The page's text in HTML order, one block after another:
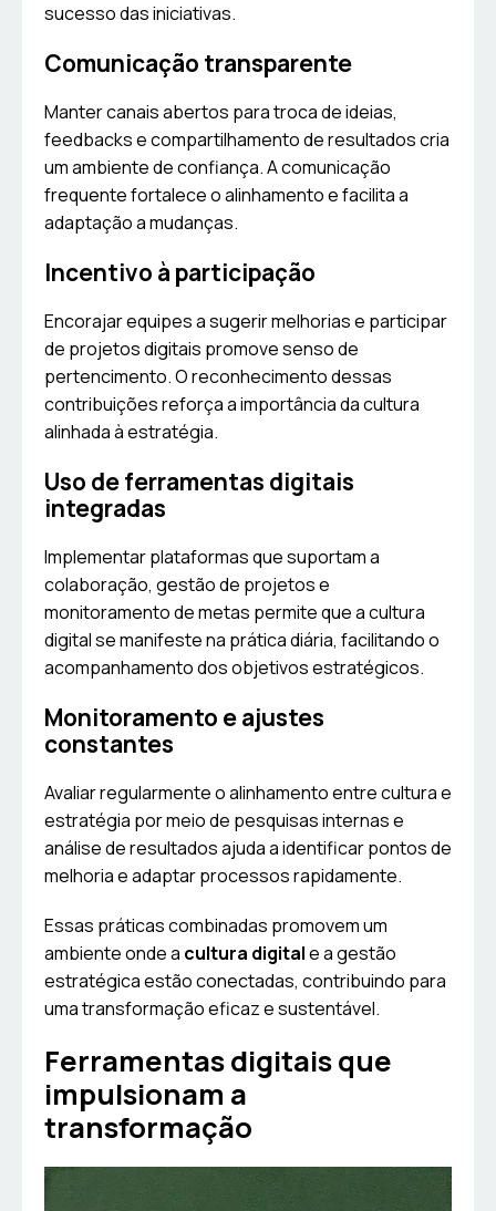
sucesso das iniciativas.
Comunicação transparente
Manter canais abertos para troca de ideias,
feedbacks e compartilhamento de resultados cria
um ambiente de confiança. A comunicação
frequente fortalece o alinhamento e facilita a
adaptação a mudanças.
Incentivo à participação
Encorajar equipes a sugerir melhorias e participar
de projetos digitais promove senso de
pertencimento. O reconhecimento dessas
contribuições reforça a importância da cultura
alinhada à estratégia.
Uso de ferramentas digitais
integradas
Implementar plataformas que suportam a
colaboração, gestão de projetos e
monitoramento de metas permite que a cultura
digital se manifeste na prática diária, facilitando o
acompanhamento dos objetivos estratégicos.
Monitoramento e ajustes
constantes
Avaliar regularmente o alinhamento entre cultura e
estratégia por meio de pesquisas internas e
análise de resultados ajuda a identificar pontos de
melhoria e adaptar processos rapidamente.
Essas práticas combinadas promovem um
ambiente onde a cultura digitale a gestão
estratégica estão conectadas, contribuindo para
uma transformação eficaz e sustentável.
Ferramentas digitais que
impulsionam a
transformação